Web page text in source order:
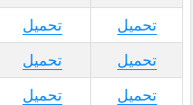
تحميل
تحميل
تحميل
تحميل
تحميل
تحميل